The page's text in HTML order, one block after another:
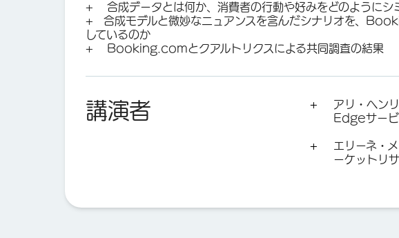
+ 合成データとは何か、消費者の行動や好みをどのようにシ
+ 合成モデルと微妙なニュアンスを含んだシナリオを、
しているのか
+ Booking.comとクアルトリクスによる共同調査の結果
講演者
アリ・ヘン
Edgeサービ
エリーネ・
ーケットリ